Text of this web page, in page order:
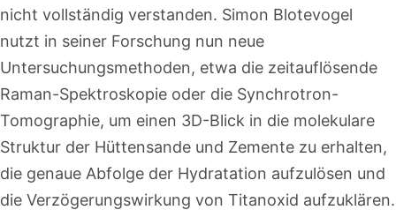
nicht vollständig verstanden. Simon Blotevogel
nutzt in seiner Forschung nun neue
Untersuchungsmethoden, etwa die zeitauflösende
Raman-Spektroskopie oder die Synchrotron-
Tomographie, um einen 3D-Blick in die molekulare
Struktur der Hüttensande und Zemente zu erhalten,
die genaue Abfolge der Hydratation aufzulösen und
die Verzögerungswirkung von Titanoxid aufzuklären.